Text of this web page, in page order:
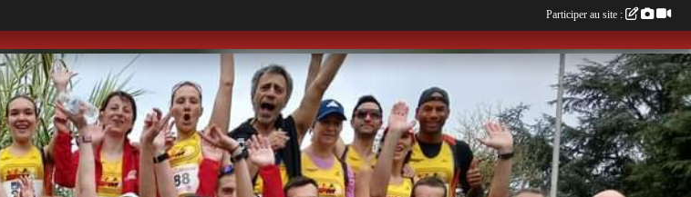
Participer au site :